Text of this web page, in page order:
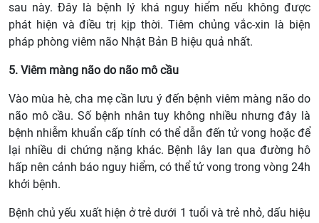
sau này. Đây là bệnh lý khá nguy hiểm nếu không được
phát hiện và điều trị kịp thời. Tiêm chủng vắc-xin là biện
pháp phòng viêm não Nhật Bản B hiệu quả nhất.
5. Viêm màng não do não mô cầu
Vào mùa hè, cha mẹ cần lưu ý đến bệnh viêm màng não do
não mô cầu. Số bệnh nhân tuy không nhiều nhưng đây là
bệnh nhiễm khuẩn cấp tính có thể dẫn đến tử vong hoặc để
lại nhiều di chứng nặng khác. Bệnh lây lan qua đường hô
hấp nên cảnh báo nguy hiểm, có thể tử vong trong vòng 24h
khởi bệnh.
Bệnh chủ yếu xuất hiện ở trẻ dưới 1 tuổi và trẻ nhỏ, dấu hiệu